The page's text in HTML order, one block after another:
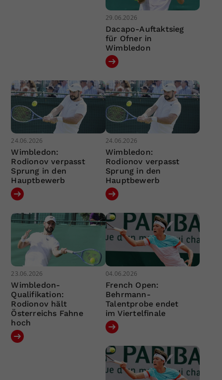
29.06.2026
Dacapo-Auftaktsieg
für Ofner in
Wimbledon
24.06.2026
Wimbledon:
Rodionov verpasst
Sprung in den
Hauptbewerb
24.06.2026
Wimbledon:
Rodionov verpasst
Sprung in den
Hauptbewerb
23.06.2026
Wimbledon-
Qualifikation:
Rodionov hält
Österreichs Fahne
hoch
04.06.2026
French Open:
Behrmann-
Talentprobe endet
im Viertelfinale